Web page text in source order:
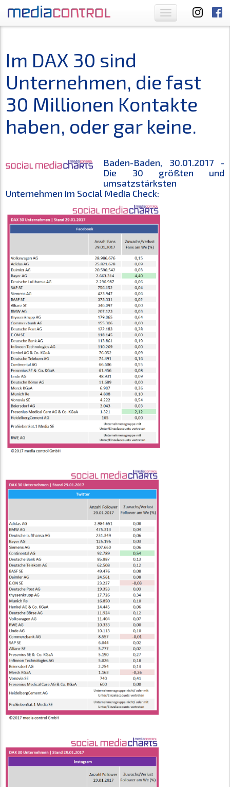
Toggle
navigation
Im DAX 30 sind
Unternehmen, die fast
30 Millionen Kontakte
haben, oder gar keine.
Baden-Baden, 30.01.2017 -
Die 30 größten und
umsatzstärksten
Unternehmen im Social Media Check: